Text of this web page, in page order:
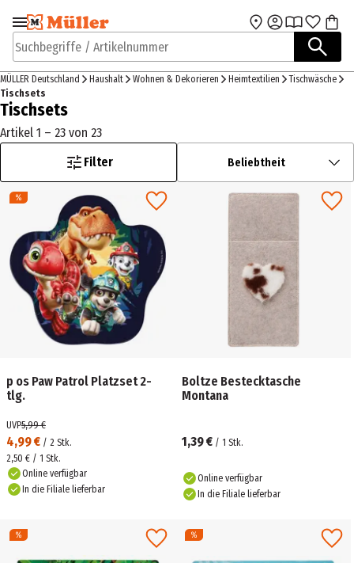
Zur Navigation
springen
Zum Hauptinhalt
Suchbegriffe / Artikelnummer
MÜLLER Deutschland Haushalt Wohnen & Dekorieren Heimtextilien
Tischwäsche
Tischsets
Tischsets
Artikel 1 – 23 von 23
Filter
Beliebtheit
p os Paw Patrol Platzset 2-
tlg.
4,99 € / 2 Stk.
UVP5,99 €
2,50 € / 1 Stk.
Online verfügbar
In die Filiale lieferbar
Boltze Bestecktasche
Montana
1,39 € / 1 Stk.
Online verfügbar
In die Filiale lieferbar